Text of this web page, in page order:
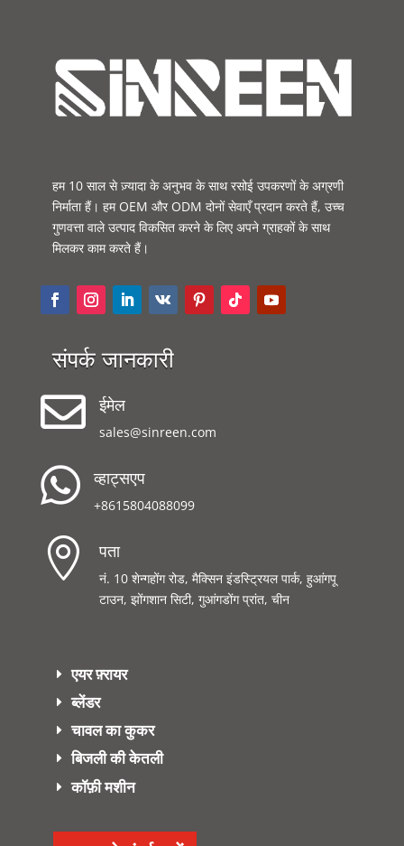
हम 10 साल से ज़्यादा के अनुभव के साथ रसोई उपकरणों के अग्रणी
निर्माता हैं। हम OEM और ODM दोनों सेवाएँ प्रदान करते हैं, उच्च
गुणवत्ता वाले उत्पाद विकसित करने के लिए अपने ग्राहकों के साथ
मिलकर काम करते हैं।
संपर्क जानकारी
 ईमेल
sales@sinreen.com
 व्हाट्सएप
+8615804088099
 पता
नं. 10 शेन्गहोंग रोड, मैक्सिन इंडस्ट्रियल पार्क, हुआंगपू
टाउन, झोंगशान सिटी, गुआंगडोंग प्रांत, चीन
एयर फ़्रायर
ब्लेंडर
चावल का कुकर
बिजली की केतली
कॉफ़ी मशीन